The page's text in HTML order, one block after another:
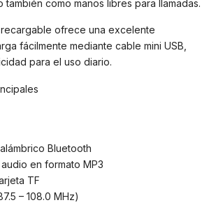
también como manos libres para llamadas.
ofrece una excelente
fácilmente mediante cable mini USB,
para el uso diario.
Bluetooth
en formato MP3
TF
– 108.0 MHz)